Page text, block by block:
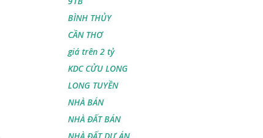
BÌNH THỦY
CẦN THƠ
giá trên 2 tỷ
KDC CỬU LONG
LONG TUYỀN
NHÀ BÁN
NHÀ ĐẤT BÁN